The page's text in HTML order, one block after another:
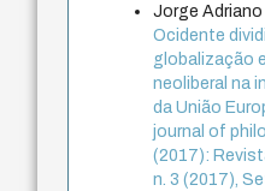
Jorge
Ocidente
globalização
neoliberal na
da União
journal of
(2017):
n. 3 (2017),